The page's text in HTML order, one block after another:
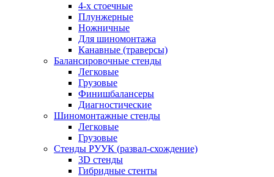
4-х стоечные
Плунжерные
Ножничные
Для шиномонтажа
Канавные (траверсы)
Балансировочные стенды
Легковые
Грузовые
Финишбалансеры
Диагностические
Шиномонтажные стенды
Легковые
Грузовые
Стенды РУУК (развал-схождение)
3D стенды
Гибридные стенты